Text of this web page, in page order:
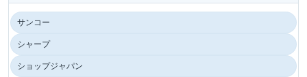
サンコー
シャープ
ショップジャパン